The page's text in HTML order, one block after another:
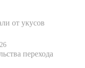
от укусов
перехода